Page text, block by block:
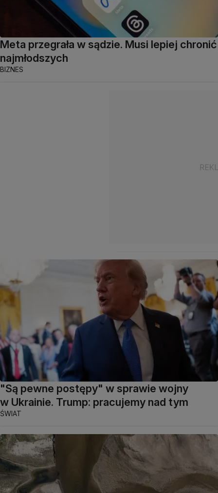
Meta przegrała w sądzie. Musi lepiej chronić
najmłodszych
BIZNES
"Są pewne postępy" w sprawie wojny
w Ukrainie. Trump: pracujemy nad tym
ŚWIAT